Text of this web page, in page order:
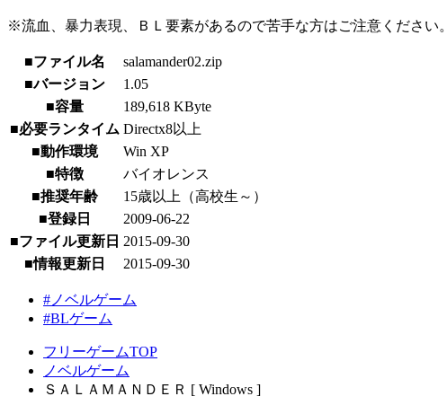
※流血、暴力表現、ＢＬ要素があるので苦手な方はご注意ください。
■ファイル名
salamander02.zip
■バージョン
1.05
■容量
189,618 KByte
■必要ランタイム Directx8以上
■動作環境
Win XP
■特徴
バイオレンス
■推奨年齢
15歳以上（高校生～）
■登録日
2009-06-22
■ファイル更新日 2015-09-30
■情報更新日
2015-09-30
#ノベルゲーム
#BLゲーム
フリーゲームTOP
ノベルゲーム
ＳＡＬＡＭＡＮＤＥＲ [ Windows ]